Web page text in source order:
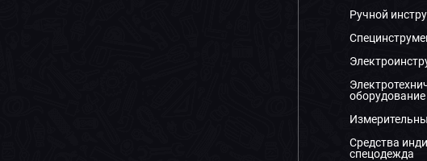
Ручной
оборудование
Средства
спецодежда